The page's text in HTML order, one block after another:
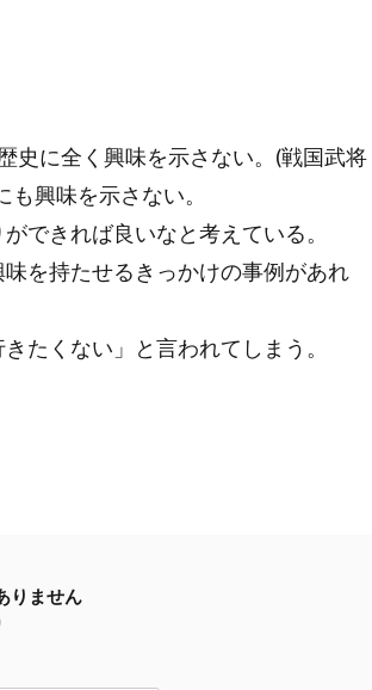
に全く興味を示さない。 (戦国武将
興味を示さない。
できれば良いなと考えている。
を持たせるきっかけの事例があれ
たくない」と言われてしまう。